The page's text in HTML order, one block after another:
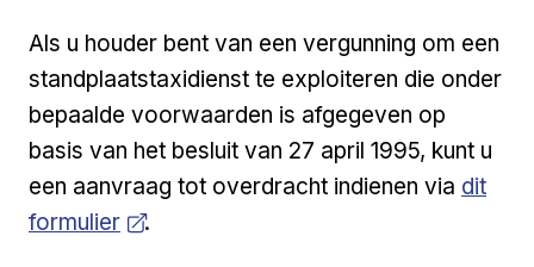
Als u houder bent van een vergunning om een
standplaatstaxidienst te exploiteren die onder
bepaalde voorwaarden is afgegeven op
basis van het besluit van 27 april 1995, kunt u
een aanvraag tot overdracht indienen via Open
dit
formulier
.